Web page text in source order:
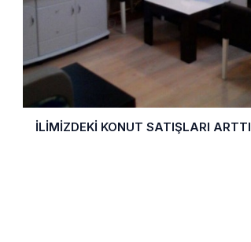
İLİMİZDEKİ KONUT SATIŞLARI ARTTI